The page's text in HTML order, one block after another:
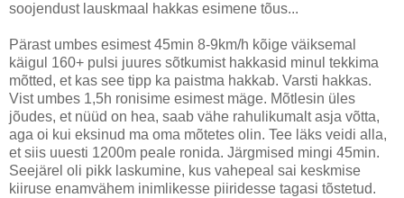
soojendust lauskmaal hakkas esimene tõus...
Pärast umbes esimest 45min 8-9km/h kõige väiksemal
käigul 160+ pulsi juures sõtkumist hakkasid minul tekkima
mõtted, et kas see tipp ka paistma hakkab. Varsti hakkas.
Vist umbes 1,5h ronisime esimest mäge. Mõtlesin üles
jõudes, et nüüd on hea, saab vähe rahulikumalt asja võtta,
aga oi kui eksinud ma oma mõtetes olin. Tee läks veidi alla,
et siis uuesti 1200m peale ronida. Järgmised mingi 45min.
Seejärel oli pikk laskumine, kus vahepeal sai keskmise
kiiruse enamvähem inimlikesse piiridesse tagasi tõstetud.